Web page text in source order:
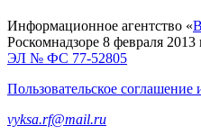
Информационное агентство «
Роскомнадзоре 8 февраля
ЭЛ № ФС 77-52805
Пользовательское
vyksa.rf@mail.ru